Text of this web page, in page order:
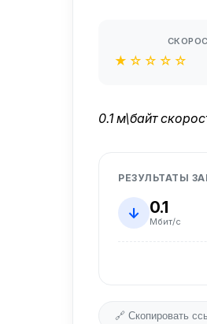
★☆☆☆☆
0.1 м\байт
РЕЗУЛЬТАТЫ
↓ 0.1
Мбит/с
🔗 Скопировать